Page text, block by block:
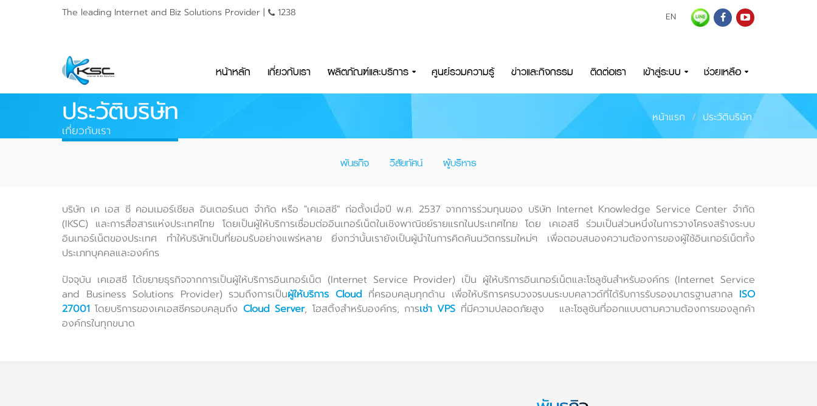
The leading Internet and Biz Solutions Provider | 1238 EN
หน้าหลัก เกี่ยวกับเรา ผลิตภัณฑ์และบริการ ศูนย์รวมความรู้ ข่าวและกิจกรรม ติดต่อเรา เข้าสู่ระบบ ช่วยเหลือ
ประวัติบริษัท
เกี่ยวกับเรา
หน้าแรก ประวัติบริษัท
พันธกิจ วิสัยทัศน์ ผู้บริหาร
บริษัท เค เอส ซี คอมเมอร์เชียล อินเตอร์เนต จำกัด หรือ "เคเอสซี" ก่อตั้งเมื่อปี พ.ศ. 2537 จากการร่วมทุนของ บริษัท Internet Knowledge Service Center จำกัด
(IKSC) และการสื่อสารแห่งประเทศไทย โดยเป็นผู้ให้บริการเชื่อมต่ออินเทอร์เน็ตในเชิงพาณิชย์รายแรกในประเทศไทย โดย เคเอสซี ร่วมเป็นส่วนหนึ่งในการวางโครงสร้างระบบ
อินเทอร์เน็ตของประเทศ ทำให้บริษัทเป็นที่ยอมรับอย่างแพร่หลาย ยิ่งกว่านั้นเรายังเป็นผู้นำในการคิดค้นนวัตกรรมใหม่ๆ เพื่อตอบสนองความต้องการของผู้ใช้อินเทอร์เน็ตทั้ง
ประเภทบุคคลและองค์กร
ปัจจุบัน เคเอสซี ได้ขยายธุรกิจจากการเป็นผู้ให้บริการอินเทอร์เน็ต (Internet Service Provider) เป็น ผู้ให้บริการอินเทอร์เน็ตและโซลูชันสำหรับองค์กร (Internet Service
and Business Solutions Provider) รวมถึงการเป็นผู้ให้บริการ Cloud ที่ครอบคลุมทุกด้าน เพื่อให้บริการครบวงจรบนระบบคลาวด์ที่ได้รับการรับรองมาตรฐานสากล ISO
27001 โดยบริการของเคเอสซีครอบคลุมถึง Cloud Server, โฮสติ้งสำหรับองค์กร, การเช่า VPS ที่มีความปลอดภัยสูง และโซลูชันที่ออกแบบตามความต้องการของลูกค้า
องค์กรในทุกขนาด